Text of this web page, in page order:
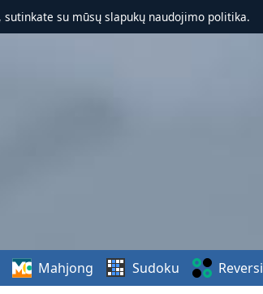
su mūsų slapukų naudojimo politika.
Mahjong Sudoku Reversi